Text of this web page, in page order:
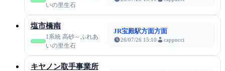
いの里生石
塩市橋南
1系統 高砂～ふれあ
いの里生石
JR宝殿駅方面方面
26/07/26 15:10 cappucci
キヤノン取手事業所